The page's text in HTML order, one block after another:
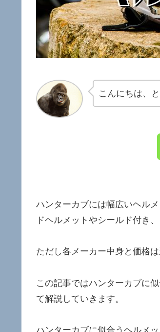
こんにちは、
ハンターカブには幅広いヘル
ドヘルメットやシールド付き
ただし各メーカー中身と価格
この記事ではハンターカブに
て解説していきます。